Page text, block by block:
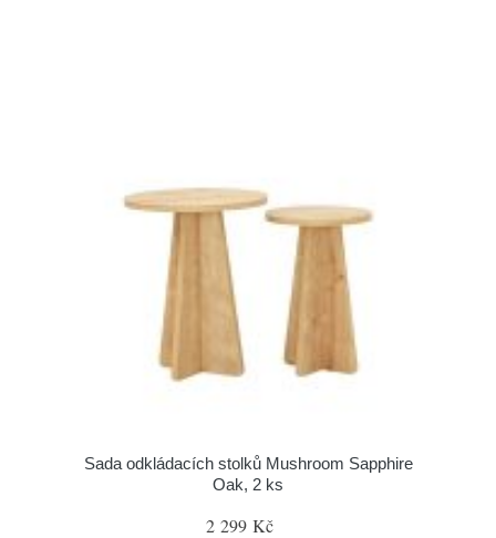
Sada odkládacích stolků Mushroom Sapphire
Oak, 2 ks
2 299 Kč